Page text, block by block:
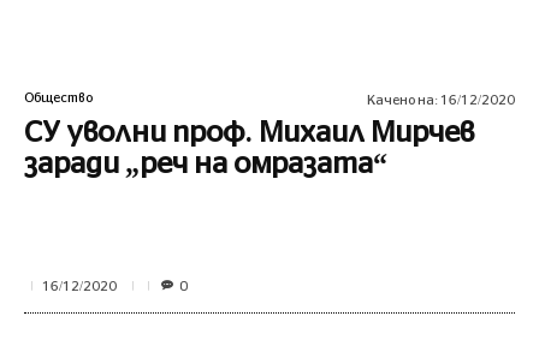
Общество Качено на: 16/12/2020
СУ уволни проф. Михаил Мирчев
заради „реч на омразата“
16/12/2020 0